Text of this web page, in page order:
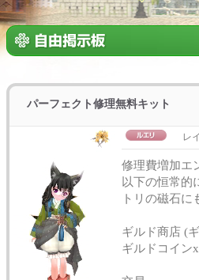
パーフェクト修理無料キット
レ
修理費増加エ
以下の恒常的
トリの磁石に
ギルド商店 (
ギルドコイン